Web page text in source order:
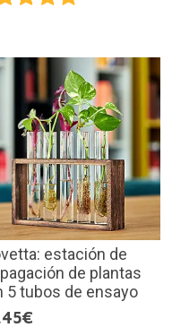
estación de
de plantas
5 tubos de ensayo